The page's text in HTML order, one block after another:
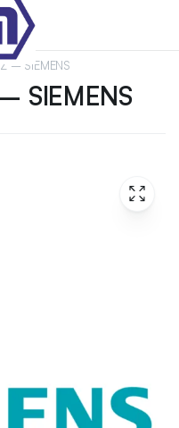
– SIEMENS
SIEMENS